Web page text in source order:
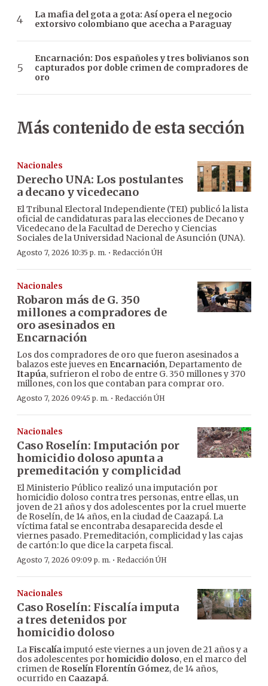
La mafia del gota a gota: Así opera el negocio
extorsivo colombiano que acecha a Paraguay
Encarnación: Dos españoles y tres bolivianos son
capturados por doble crimen de compradores de
oro
Más contenido de esta sección
Nacionales
Derecho UNA: Los postulantes
a decano y vicedecano
El Tribunal Electoral Independiente (TEI) publicó la lista
oficial de candidaturas para las elecciones de Decano y
Vicedecano de la Facultad de Derecho y Ciencias
Sociales de la Universidad Nacional de Asunción (UNA).
Agosto 7, 2026 10:35 p. m. · Redacción ÚH
Nacionales
Robaron más de G. 350
millones a compradores de
oro asesinados en
Encarnación
Los dos compradores de oro que fueron asesinados a
balazos este jueves en Encarnación, Departamento de
Itapúa, sufrieron el robo de entre G. 350 millones y 370
millones, con los que contaban para comprar oro.
Agosto 7, 2026 09:45 p. m. · Redacción ÚH
Nacionales
Caso Roselín: Imputación por
homicidio doloso apunta a
premeditación y complicidad
El Ministerio Público realizó una imputación por
homicidio doloso contra tres personas, entre ellas, un
joven de 21 años y dos adolescentes por la cruel muerte
de Roselín, de 14 años, en la ciudad de Caazapá. La
víctima fatal se encontraba desaparecida desde el
viernes pasado. Premeditación, complicidad y las cajas
de cartón: lo que dice la carpeta fiscal.
Agosto 7, 2026 09:09 p. m. · Redacción ÚH
Nacionales
Caso Roselín: Fiscalía imputa
a tres detenidos por
homicidio doloso
LaFiscalíaimputó este viernes a un joven de 21 años y a
dos adolescentes porhomicidio doloso, en el marco del
crimen de Roselín Florentín Gómez, de 14 años,
ocurrido en Caazapá.